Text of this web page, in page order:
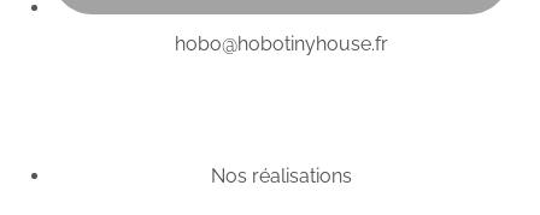
hobo@hobotinyhouse.fr
Nos réalisations